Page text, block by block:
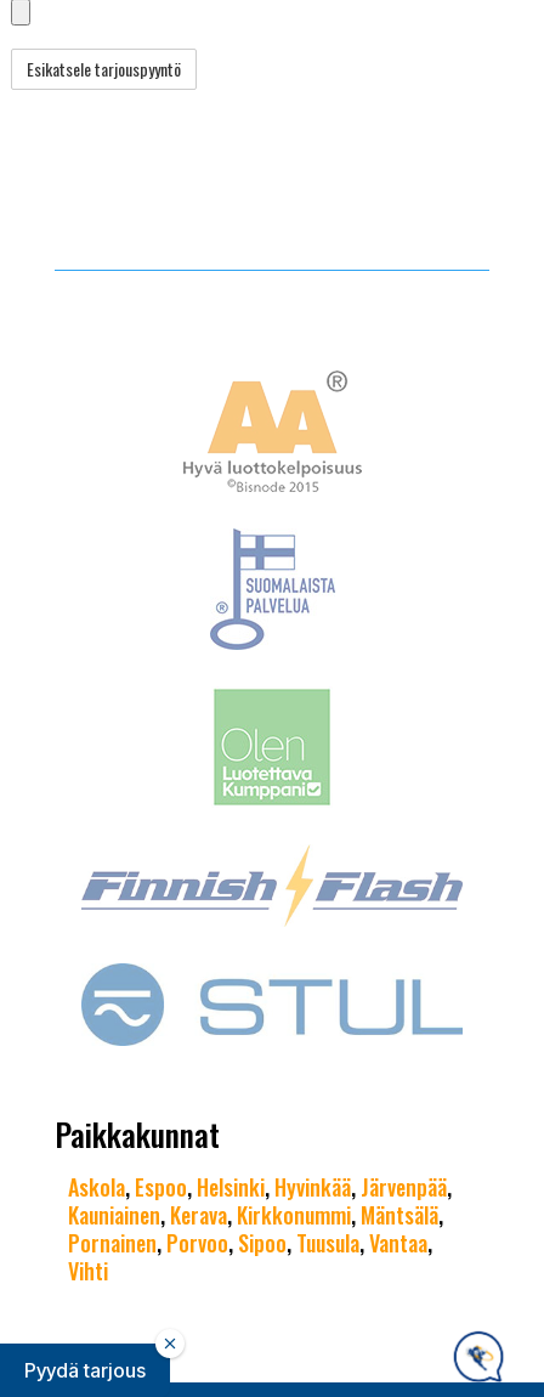
Pyydä tarjous
Paikkakunnat
Askola,Espoo,Helsinki,Hyvinkää,Järvenpää,
Kauniainen,Kerava,Kirkkonummi,Mäntsälä,
Pornainen,Porvoo,Sipoo,Tuusula,Vantaa,
Vihti